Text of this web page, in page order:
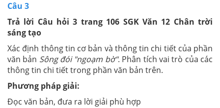
Câu 3
Trả lời Câu hỏi 3 trang 106 SGK Văn 12 Chân trời
sáng tạo
Xác định thông tin cơ bản và thông tin chi tiết của phần
văn bản Sông đói "ngoạm bờ". Phân tích vai trò của các
thông tin chi tiết trong phần văn bản trên.
Phương pháp giải:
Đọc văn bản, đưa ra lời giải phù hợp